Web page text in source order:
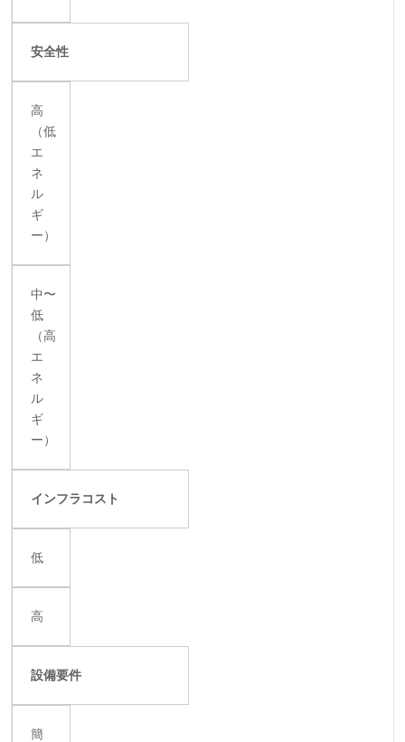
安全性
高
（低
エ
ネ
ル
ギ
ー）
中〜
低
（高
エ
ネ
ル
ギ
ー）
インフラコスト
低
高
設備要件
簡